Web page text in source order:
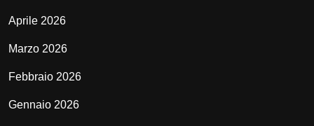
Aprile 2026
Marzo 2026
Febbraio 2026
Gennaio 2026